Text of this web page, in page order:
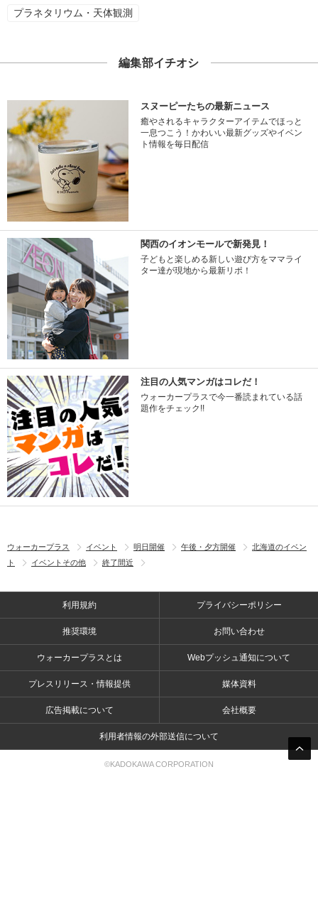
プラネタリウム・天体観測
編集部イチオシ
スヌーピーたちの最新ニュース
癒やされるキャラクターアイテムでほっと
一息つこう！かわいい最新グッズやイベン
ト情報を毎日配信
関西のイオンモールで新発見！
子どもと楽しめる新しい遊び方をママライ
ター達が現地から最新リポ！
注目の人気マンガはコレだ！
ウォーカープラスで今一番読まれている話
題作をチェック!!
ウォーカープラス イベント 明日開催 午後・夕方開催
北海道のイベン
ト
イベントその他 終了間近
利用規約 プライバシーポリシー
推奨環境 お問い合わせ
ウォーカープラスとは Webプッシュ通知について
プレスリリース・情報提供 媒体資料
広告掲載について 会社概要
利用者情報の外部送信について
©KADOKAWA CORPORATION